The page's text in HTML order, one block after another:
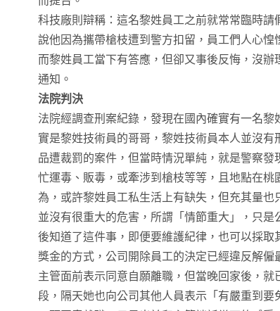
科技廠則辯稱：這名黎姓員工之前就常常臨時
說他因為攜帶槍枝遭到警方扣留，員工們人心惶
而黎姓員工當下有答應，但卻又事後反悔，沒
通知。
法院判決
法院經調查刑案紀錄，發現在國內確實有一名
實是黎姓技術員的哥哥，黎姓技術員本人並沒
品遭裁罰的案件，但當時情況單純，就是警察
忙運毒、販毒，或牽涉到槍枝等等，且地點在
為，或許黎姓員工私生活上有缺失，但充其量也
並沒有很重大的危害，所謂「情節重大」，只是
後知道了這件事，即便要維護紀律，也可以採
獎金的方式，公司開除員工的決定已經違反解
主管面前表示同意自願離職，但當晚回家後，
段，隔天她也向公司其他人員表示「有嚴重到